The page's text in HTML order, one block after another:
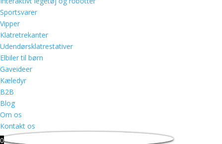
Sportsvarer
Vipper
Klatretrekanter
Udendørsklatrestativer
Elbiler til børn
Gaveideer
Kæledyr
B2B
Blog
Om os
Kontakt os
0